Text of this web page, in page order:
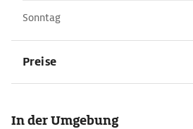
Sonntag
Preise
In der Umgebung